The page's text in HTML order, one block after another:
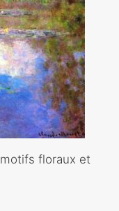
floraux et